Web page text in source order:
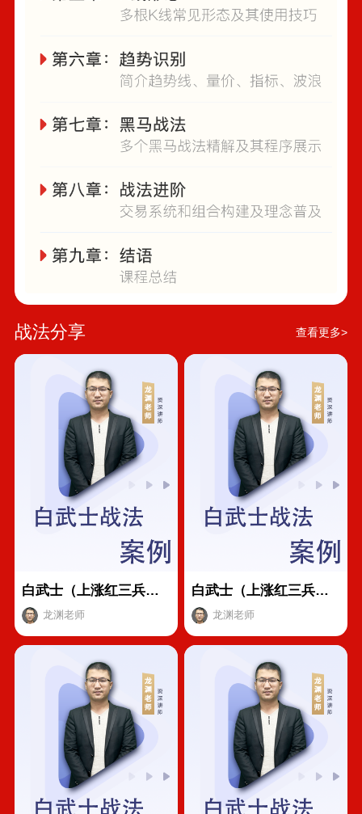
战法分享 查看更多>
白武士（上涨红三兵）战法案例解析——宝明科技
龙渊老师
白武士（上涨红三兵）战法案例解析——中科信息
龙渊老师